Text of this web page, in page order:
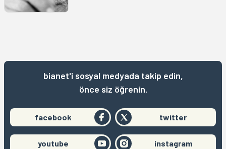
bianet'i sosyal medyada takip edin,
önce siz öğrenin.
facebook twitter
youtube instagram